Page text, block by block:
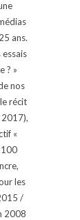
ans.
? »
nos
récit
2017),
«
100
les
/
2008